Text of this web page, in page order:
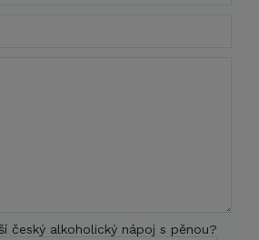
český alkoholický nápoj s pěnou?